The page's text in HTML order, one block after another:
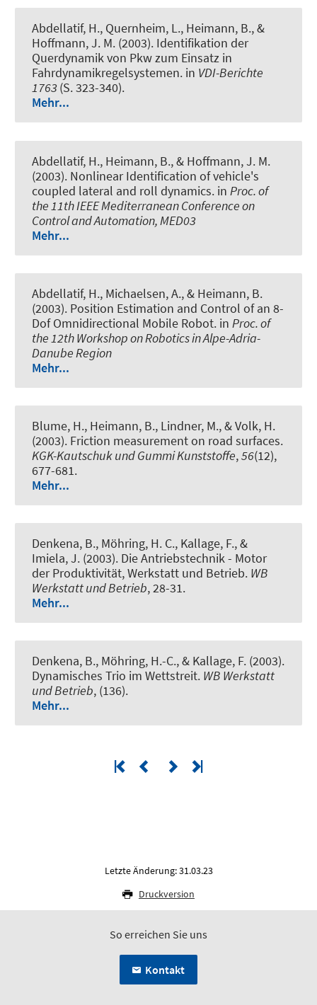
Abdellatif, H., Quernheim, L., Heimann, B., &
Hoffmann, J. M. (2003). Identifikation der
Querdynamik von Pkw zum Einsatz in
Fahrdynamikregelsystemen. in VDI-Berichte
1763(S. 323-340).
Mehr...
Abdellatif, H., Heimann, B., & Hoffmann, J. M.
(2003). Nonlinear Identification of vehicle's
coupled lateral and roll dynamics. in Proc. of
the 11th IEEE Mediterranean Conference on
Control and Automation, MED03
Mehr...
Abdellatif, H., Michaelsen, A., & Heimann, B.
(2003). Position Estimation and Control of an 8-
Dof Omnidirectional Mobile Robot. in Proc. of
the 12th Workshop on Robotics in Alpe-Adria-
Danube Region
Mehr...
Blume, H., Heimann, B., Lindner, M., & Volk, H.
(2003). Friction measurement on road surfaces.
KGK-Kautschuk und Gummi Kunststoffe,56(12),
677-681.
Mehr...
Denkena, B., Möhring, H. C., Kallage, F., &
Imiela, J. (2003). Die Antriebstechnik - Motor
der Produktivität, Werkstatt und Betrieb. WB
Werkstatt und Betrieb, 28-31.
Mehr...
Denkena, B., Möhring, H.-C., & Kallage, F. (2003).
Dynamisches Trio im Wettstreit. WB Werkstatt
und Betrieb, (136).
Mehr...
Letzte Änderung: 31.03.23
Druckversion
So erreichen Sie uns
Kontakt